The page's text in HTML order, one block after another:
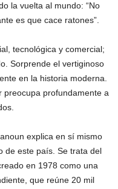
la vuelta al mundo: “No
es que cace ratones”.
tecnológica y comercial;
Sorprende el vertiginoso
en la historia moderna.
preocupa profundamente a
explica en sí mismo
de este país. Se trata del
en 1978 como una
que reúne 20 mil